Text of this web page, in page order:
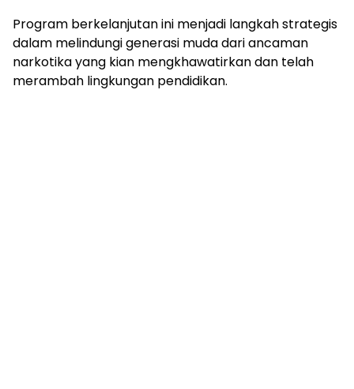
Program berkelanjutan ini menjadi langkah strategis
dalam melindungi generasi muda dari ancaman
narkotika yang kian mengkhawatirkan dan telah
merambah lingkungan pendidikan.